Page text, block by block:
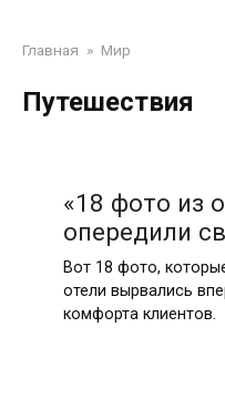
Главная » Мир
Путешествия
«18 фото из
опередили
Вот 18 фото,
отели вырвались
комфорта клиентов.